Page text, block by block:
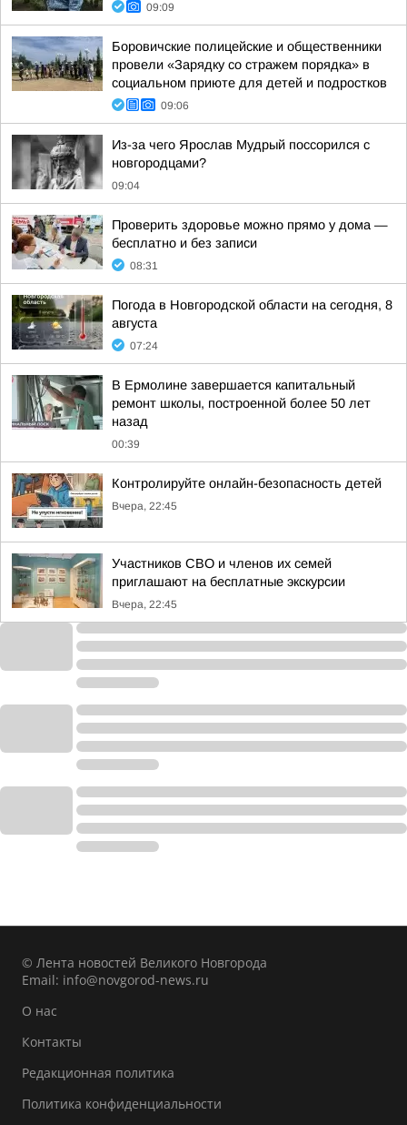
09:09
Боровичские полицейские и общественники
провели «Зарядку со стражем порядка» в
социальном приюте для детей и подростков
09:06
Из-за чего Ярослав Мудрый поссорился с
новгородцами?
09:04
Проверить здоровье можно прямо у дома —
бесплатно и без записи
08:31
Погода в Новгородской области на сегодня, 8
августа
07:24
В Ермолине завершается капитальный
ремонт школы, построенной более 50 лет
назад
00:39
Контролируйте онлайн-безопасность детей
Вчера, 22:45
Участников СВО и членов их семей
приглашают на бесплатные экскурсии
Вчера, 22:45
© Лента новостей Великого Новгорода
Email: info@novgorod-news.ru
О нас
Контакты
Редакционная политика
Политика конфиденциальности